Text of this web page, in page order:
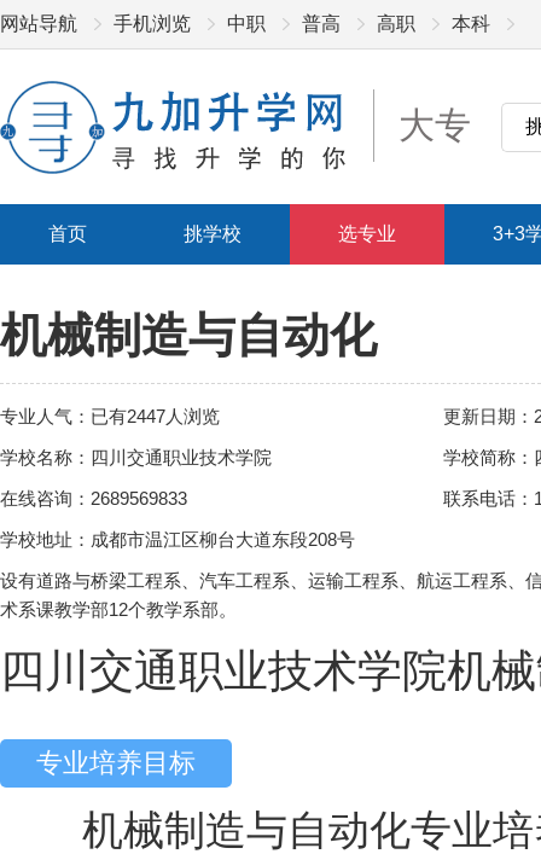
网站导航 手机浏览 中职 普高 高职 本科
大专
首页 挑学校 选专业 3+3
机械制造与自动化
专业人气：已有2447人浏览
更新日期：
学校名称：四川交通职业技术学院
学校简称：
在线咨询：2689569833
联系电话：
学校地址：成都市温江区柳台大道东段208号
设有道路与桥梁工程系、汽车工程系、运输工程系、航运工程系、
术系课教学部12个教学系部。
四川交通职业技术学院机
专业培养目标
机械制造与自动化专业培